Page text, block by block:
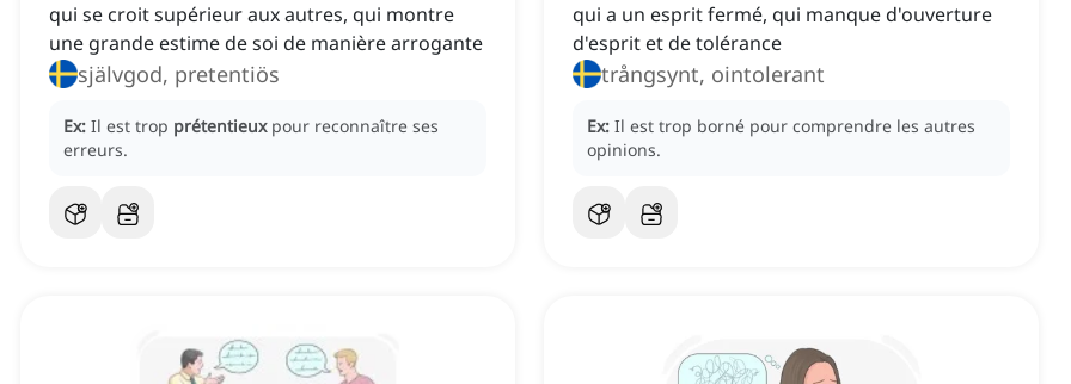
qui se croit supérieur aux autres, qui montre
une grande estime de soi de manière arrogante
självgod, pretentiös
Ex: Il est trop prétentieux pour reconnaître ses
erreurs.
qui a un esprit fermé, qui manque d'ouverture
d'esprit et de tolérance
trångsynt, ointolerant
Ex: Il est trop borné pour comprendre les autres
opinions.